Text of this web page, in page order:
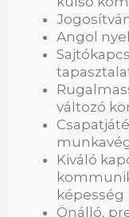
Angol
változó
Kiváló
képesség
Önálló,